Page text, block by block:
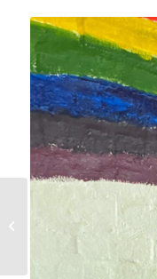
Freiwilligendienst von
Lena Frigger